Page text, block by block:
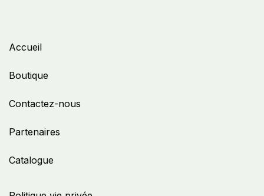
Accueil
Boutique
Contactez-nous
Partenaires
Catalogue